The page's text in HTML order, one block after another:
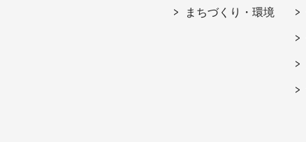
まちづくり・環境